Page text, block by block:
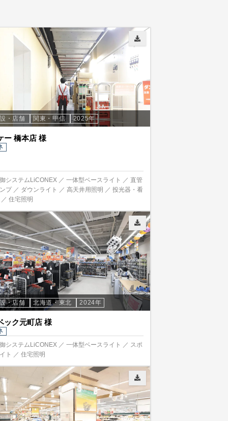
・店舗 関東・甲信 2025年
ー 橋本店 様
システムLiCONEX ／ 一体型ベースライト ／ 直管
プ ／ ダウンライト ／ 高天井用照明 ／ 投光器・看
住宅照明
・店舗 北海道・東北 2024年
ック元町店 様
システムLiCONEX ／ 一体型ベースライト ／ スポ
ト ／ 住宅照明